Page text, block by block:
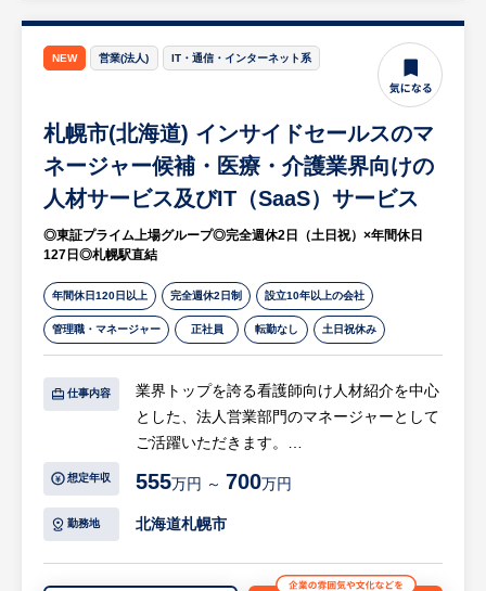
社内向けの勉強会やガイドライン作成を通
じ、組織全体のAI活用スキルの底上げを支援
等
※詳細は面談時にお伝えします
【やりがい】
・単なるツールの導入担当ではなく、AIを実
務にどう組み込むかを自ら考え、プロジェク
トの推進リーダーとして現場の変化を直接作
り出せるポジションです 。
・首都圏に集中しがちな「AIを活用した全社
ロジェクトを、札幌拠点にしながら経験でき
る希少性の高いポジションです。
・ベンダーや受託といった外部からの支援で
はなく、事業会社の内部として、自社ビジネ
できます。
・データ活用と改善： 顧客開拓の自動化ツ
ールを活用したデータ分析と改善提案
【HUREX求人担当コメント】
その他、事業拡張に伴う実務や部署間連携
等、幅広い業務推進を柔軟にお任せすること
を想定しております。
【業務の魅力】
・複数サービスを横断した施策の立案：複数
サービスを展開する事業基盤を活かし、単一
ング戦略に挑戦できます。
・組織拡張フェーズにおける仕組みづくりの
経験：本社マーケティング部門と直接連携
し、ゼロベースから組織設計・構築していく
・社会課題解決への貢献：マーケティング施
介護・医療業界への貢献を感じることができ
NEW 営業(法人) IT・通信・インターネット系
札幌市(北海道) インサイドセールスのマ
ネージャー候補・医療・介護業界向けの
人材サービス及びIT（SaaS）サービス
◎東証プライム上場グループ◎完全週休2日（土日祝）×年間休日
127日◎札幌駅直結
年間休日120日以上 完全週休2日制 設立10年以上の会社
管理職・マネージャー 正社員 転勤なし 土日祝休み
仕事内容
業界トップを誇る看護師向け人材紹介を中心
とした、法人営業部門のマネージャーとして
ご活躍いただきます。
（10～20名程度）に対してのマネージャー
業務をお任せします。
想定年収 555万円 ～ 700万円
勤務地 北海道札幌市